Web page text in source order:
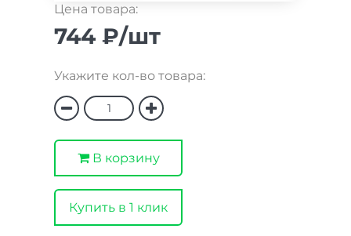
Цена товара:
744 ₽/шт
Укажите кол-во товара:
В корзину
Купить в 1 клик